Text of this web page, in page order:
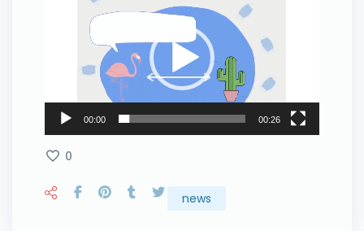
00:00 00:26
0
news